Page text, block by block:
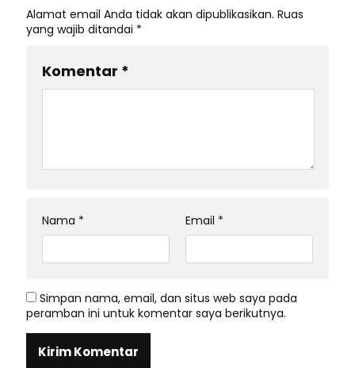
Alamat email Anda tidak akan dipublikasikan. Ruas
yang wajib ditandai *
Komentar *
Nama * Email *
Simpan nama, email, dan situs web saya pada
peramban ini untuk komentar saya berikutnya.